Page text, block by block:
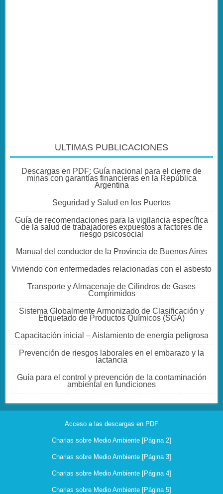
ULTIMAS PUBLICACIONES
Descargas en PDF: Guía nacional para el cierre de
minas con garantías financieras en la República
Argentina
Seguridad y Salud en los Puertos
Guía de recomendaciones para la vigilancia específica
de la salud de trabajadores expuestos a factores de
riesgo psicosocial
Manual del conductor de la Provincia de Buenos Aires
Viviendo con enfermedades relacionadas con el asbesto
Transporte y Almacenaje de Cilindros de Gases
Comprimidos
Sistema Globalmente Armonizado de Clasificación y
Etiquetado de Productos Químicos (SGA)
Capacitación inicial – Aislamiento de energía peligrosa
Prevención de riesgos laborales en el embarazo y la
lactancia
Guía para el control y prevención de la contaminación
ambiental en fundiciones
Acceso a las descargas en PDF
Charlas sobre Medio Ambiente [Página 2]
Charlas sobre Medio Ambiente [Página 3]
Charlas sobre Medio Ambiente [Página 4]
Charlas sobre Medio Ambiente [Página 5]